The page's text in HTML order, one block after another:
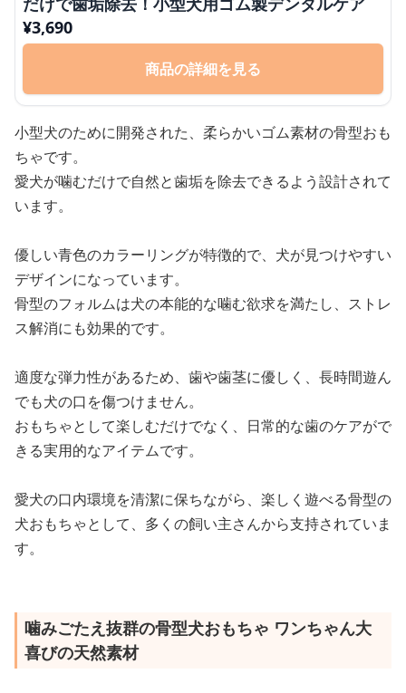
¥3,690
商品の詳細を見る
小型犬のために開発された、柔らかいゴム素材の骨型おも
ちゃです。
愛犬が噛むだけで自然と歯垢を除去できるよう設計されて
います。
優しい青色のカラーリングが特徴的で、犬が見つけやすい
デザインになっています。
骨型のフォルムは犬の本能的な噛む欲求を満たし、ストレ
ス解消にも効果的です。
適度な弾力性があるため、歯や歯茎に優しく、長時間遊ん
でも犬の口を傷つけません。
おもちゃとして楽しむだけでなく、日常的な歯のケアがで
きる実用的なアイテムです。
愛犬の口内環境を清潔に保ちながら、楽しく遊べる骨型の
犬おもちゃとして、多くの飼い主さんから支持されていま
す。
噛みごたえ抜群の骨型犬おもちゃ ワンちゃん大
喜びの天然素材